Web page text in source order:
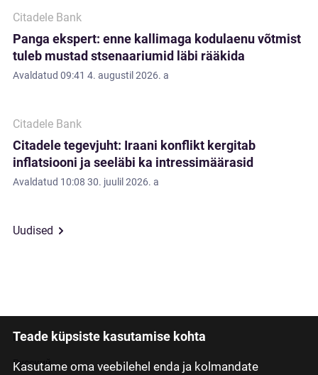
Teade küpsiste kasutamise kohta
Kasutame oma veebilehel enda ja kolmandate
Citadele Bank
Panga ekspert: enne kallimaga kodulaenu võtmist
tuleb mustad stsenaariumid läbi rääkida
Avaldatud 09:41 4. augustil 2026. a
Citadele Bank
Citadele tegevjuht: Iraani konflikt kergitab
inflatsiooni ja seeläbi ka intressimäärasid
Avaldatud 10:08 30. juulil 2026. a
Uudised
Latviski
Русский